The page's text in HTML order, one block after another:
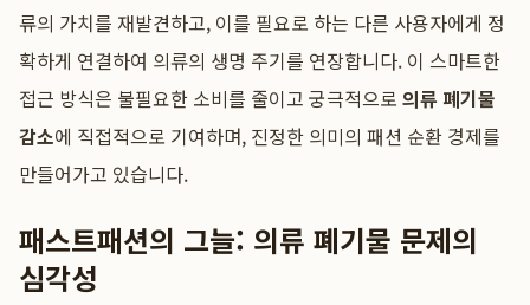
류의 가치를 재발견하고, 이를 필요로 하는 다른 사용자에게 정
확하게 연결하여 의류의 생명 주기를 연장합니다. 이 스마트한
접근 방식은 불필요한 소비를 줄이고 궁극적으로 의류 폐기물
감소에 직접적으로 기여하며, 진정한 의미의 패션 순환 경제를
만들어가고 있습니다.
패스트패션의 그늘: 의류 폐기물 문제의
심각성